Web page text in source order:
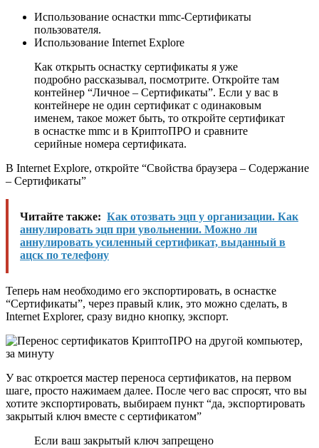
Использование оснастки mmc-Сертификаты
пользователя.
Использование Internet Explore
Как открыть оснастку сертификаты я уже
подробно рассказывал, посмотрите. Откройте там
контейнер “Личное – Сертификаты”. Если у вас в
контейнере не один сертификат с одинаковым
именем, такое может быть, то откройте сертификат
в оснастке mmc и в КриптоПРО и сравните
серийные номера сертификата.
В Internet Explore, откройте “Свойства браузера – Содержание
– Сертификаты”
Читайте также: Как отозвать эцп у организации. Как
аннулировать эцп при увольнении. Можно ли
аннулировать усиленный сертификат, выданный в
ацск по телефону
Теперь нам необходимо его экспортировать, в оснастке
“Сертификаты”, через правый клик, это можно сделать, в
Internet Explorer, сразу видно кнопку, экспорт.
У вас откроется мастер переноса сертификатов, на первом
шаге, просто нажимаем далее. После чего вас спросят, что вы
хотите экспортировать, выбираем пункт “да, экспортировать
закрытый ключ вместе с сертификатом”
Если ваш закрытый ключ запрещено